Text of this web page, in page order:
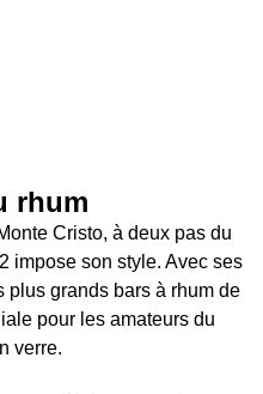
rhum
Cristo, à deux pas du
impose son style. Avec ses
plus grands bars à rhum de
pour les amateurs du
verre.